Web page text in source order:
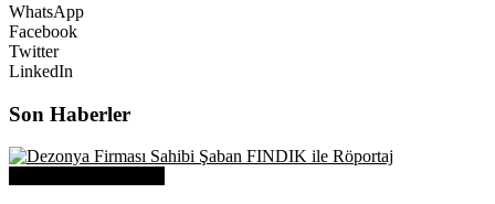
WhatsApp
Facebook
Twitter
LinkedIn
Son Haberler